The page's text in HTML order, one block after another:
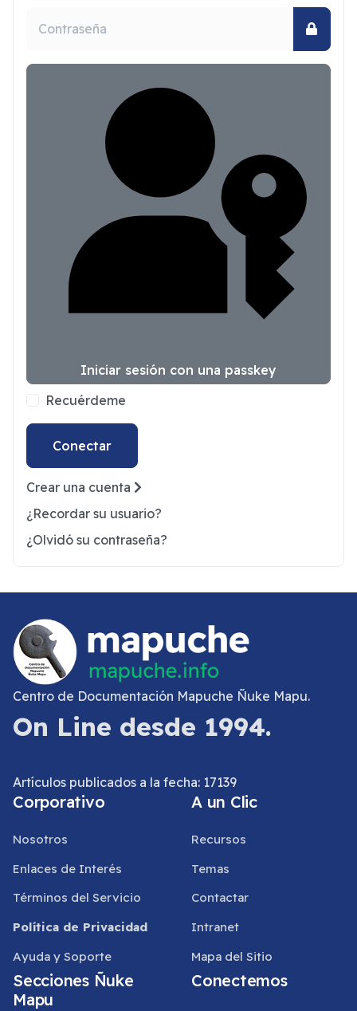
Mostrar
Iniciar sesión con una passkey
Recuérdeme
Conectar
Crear una cuenta
¿Recordar su usuario?
¿Olvidó su contraseña?
Centro de Documentación Mapuche Ñuke Mapu.
On Line desde 1994.
Artículos publicados a la fecha: 17139
Corporativo
Nosotros
Enlaces de Interés
Términos del Servicio
Política de Privacidad
Ayuda y Soporte
A un Clic
Recursos
Temas
Contactar
Intranet
Mapa del Sitio
Secciones Ñuke
Mapu
Conectemos